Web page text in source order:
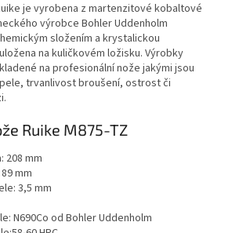
je vyrobena z martenzitové kobaltové
výrobce Bohler Uddenholm
složením a krystalickou
na kuličkovém ložisku. Výrobky
na profesionální nože jakými jsou
trvanlivost broušení, ostrost či
Ruike M875-TZ
208 mm
mm
3,5 mm
N690Co od Bohler Uddenholm